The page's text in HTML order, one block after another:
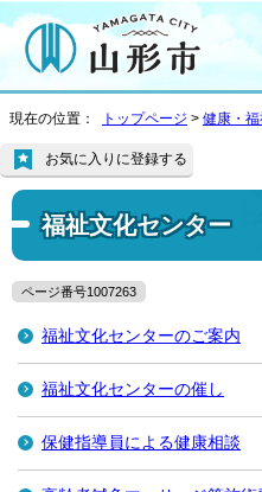
現在の位置： トップページ > 健康・福
福祉文化センター
お気に入りに登録する
ページ番号1007263
福祉文化センターのご案内
福祉文化センターの催し
保健指導員による健康相談